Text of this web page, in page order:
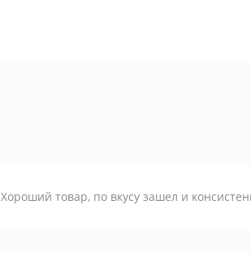
Хороший товар, по вкусу зашел и